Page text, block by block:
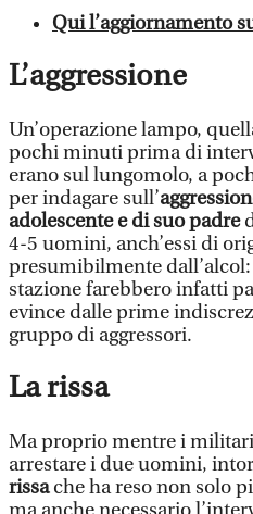
Qui l’aggiornamento
L’aggressione
Un’operazione lampo,
pochi minuti prima di
erano sul lungomolo, a
per indagare sull’
adolescente e di suo padre
4-5 uomini, anch’essi di
presumibilmente
stazione farebbero infatti
evince dalle prime
gruppo di aggressori.
La rissa
Ma proprio mentre i
arrestare i due uomini,
rissache ha reso non solo